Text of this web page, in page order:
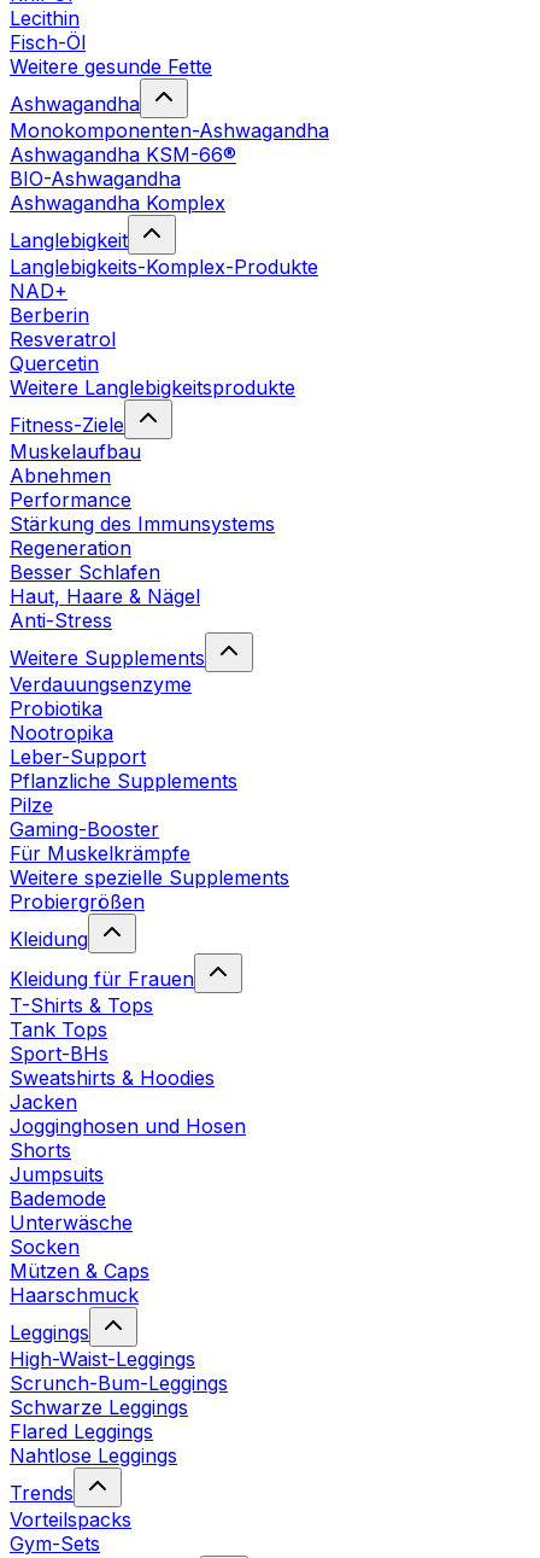
Lecithin
Fisch-Öl
Weitere gesunde Fette
Ashwagandha
Monokomponenten-Ashwagandha
Ashwagandha KSM-66®
BIO-Ashwagandha
Ashwagandha Komplex
Langlebigkeit
Langlebigkeits-Komplex-Produkte
NAD+
Berberin
Resveratrol
Quercetin
Weitere Langlebigkeitsprodukte
Fitness-Ziele
Muskelaufbau
Abnehmen
Performance
Stärkung des Immunsystems
Regeneration
Besser Schlafen
Haut, Haare & Nägel
Anti-Stress
Weitere Supplements
Verdauungsenzyme
Probiotika
Nootropika
Leber-Support
Pflanzliche Supplements
Pilze
Gaming-Booster
Für Muskelkrämpfe
Weitere spezielle Supplements
Probiergrößen
Kleidung
Kleidung für Frauen
T-Shirts & Tops
Tank Tops
Sport-BHs
Sweatshirts & Hoodies
Jacken
Jogginghosen und Hosen
Shorts
Jumpsuits
Bademode
Unterwäsche
Socken
Mützen & Caps
Haarschmuck
Leggings
High-Waist-Leggings
Scrunch-Bum-Leggings
Schwarze Leggings
Flared Leggings
Nahtlose Leggings
Trends
Vorteilspacks
Gym-Sets